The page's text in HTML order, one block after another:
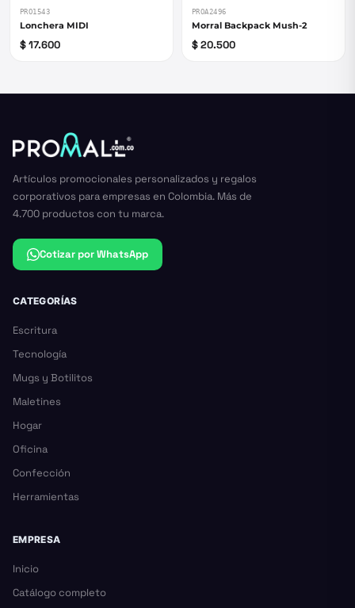
PRO1543
Lonchera MIDI
$ 17.600
PROA2496
Morral Backpack Mush-2
$ 20.500
Artículos promocionales personalizados y regalos
corporativos para empresas en Colombia. Más de
4.700 productos con tu marca.
Cotizar por WhatsApp
CATEGORÍAS
Escritura
Tecnología
Mugs y Botilitos
Maletines
Hogar
Oficina
Confección
Herramientas
EMPRESA
Inicio
Catálogo completo